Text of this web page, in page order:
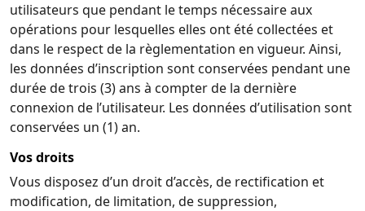
utilisateurs que pendant le temps nécessaire aux
opérations pour lesquelles elles ont été collectées et
dans le respect de la règlementation en vigueur. Ainsi,
les données d’inscription sont conservées pendant une
durée de trois (3) ans à compter de la dernière
connexion de l’utilisateur. Les données d’utilisation sont
conservées un (1) an.
Vos droits
Vous disposez d’un droit d’accès, de rectification et
modification, de limitation, de suppression,